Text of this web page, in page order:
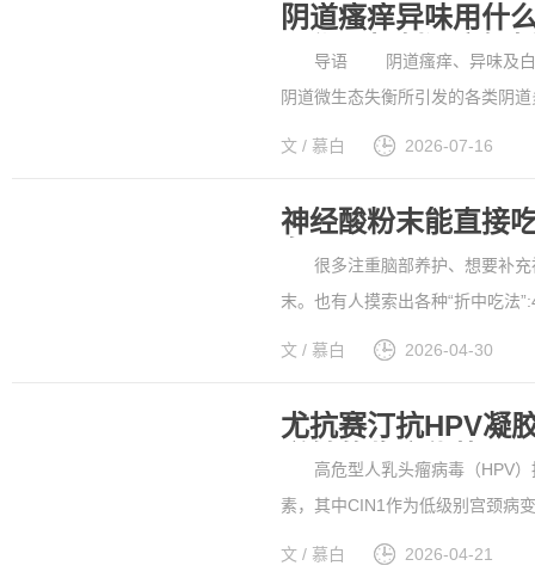
阴道瘙痒异味用什
品作用机制深度解
导语 阴道瘙痒、异味及白带
阴道微生态失衡所引发的各类阴
号”“妆字号”与“械字号”之间难
文 / 慕白 2026-07-16
神经酸粉末能直接
象!
很多注重脑部养护、想要补充
末。也有人摸索出各种“折中吃法
以为这样就能规避肠胃不适、
文 / 慕白 2026-04-30
尤抗赛汀抗HPV凝
逆转的临床优势
高危型人乳头瘤病毒（HPV）
素，其中CIN1作为低级别宫颈病
人乳头瘤病毒（HPV）凝胶敷料
文 / 慕白 2026-04-21